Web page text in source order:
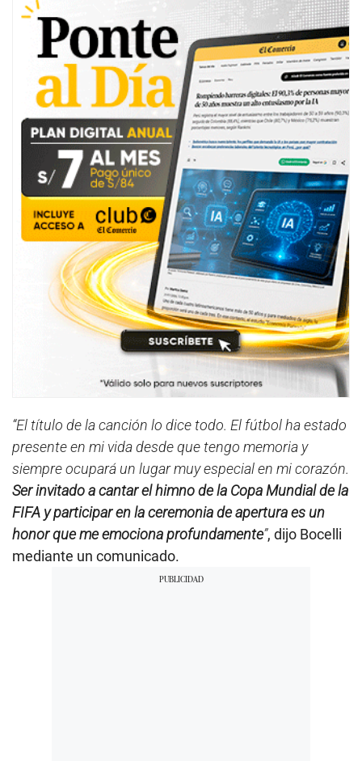
“El título de la canción lo dice todo. El fútbol ha estado
presente en mi vida desde que tengo memoria y
siempre ocupará un lugar muy especial en mi corazón.
Ser invitado a cantar el himno de la Copa Mundial de la
FIFA y participar en la ceremonia de apertura es un
honor que me emociona profundamente”, dijo Bocelli
mediante un comunicado.